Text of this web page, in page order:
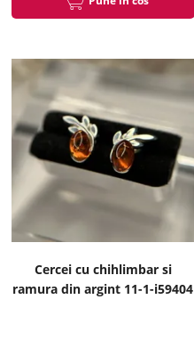
Cercei cu chihlimbar si
ramura din argint 11-1-i59404